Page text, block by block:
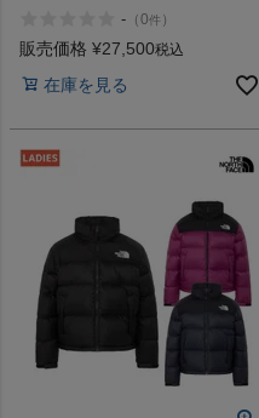
- （0件 ）
販売価格 ¥27,500税込
在庫を見る